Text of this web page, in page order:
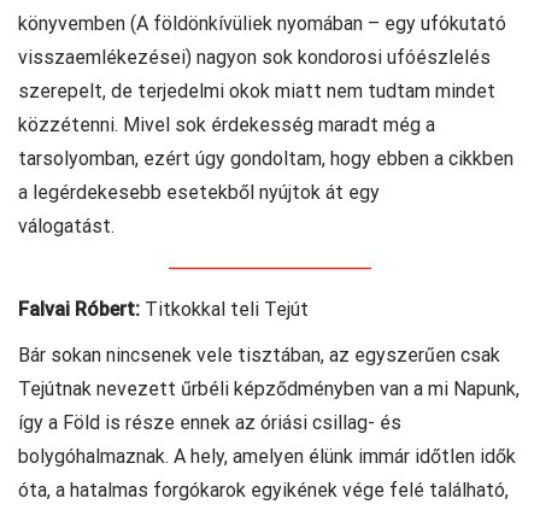
könyvemben (A földönkívüliek nyomában – egy ufókutató
visszaemlékezései) nagyon sok kondorosi ufóészlelés
szerepelt, de terjedelmi okok miatt nem tudtam mindet
közzétenni. Mivel sok érdekesség maradt még a
tarsolyomban, ezért úgy gondoltam, hogy ebben a cikkben
a legérdekesebb esetekből nyújtok át egy
válogatást.
Falvai Róbert: Titkokkal teli Tejút
Bár sokan nincsenek vele tisztában, az egyszerűen csak
Tejútnak nevezett űrbéli képződményben van a mi Napunk,
így a Föld is része ennek az óriási csillag- és
bolygóhalmaznak. A hely, amelyen élünk immár időtlen idők
óta, a hatalmas forgókarok egyikének vége felé található,